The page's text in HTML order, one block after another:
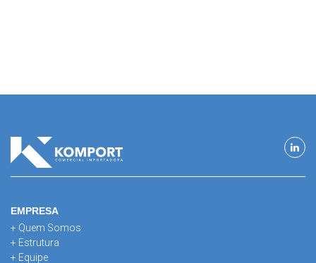
EMPRESA
+ Quem Somos
+ Estrutura
+ Equipe